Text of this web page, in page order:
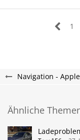
1
Ähnliche